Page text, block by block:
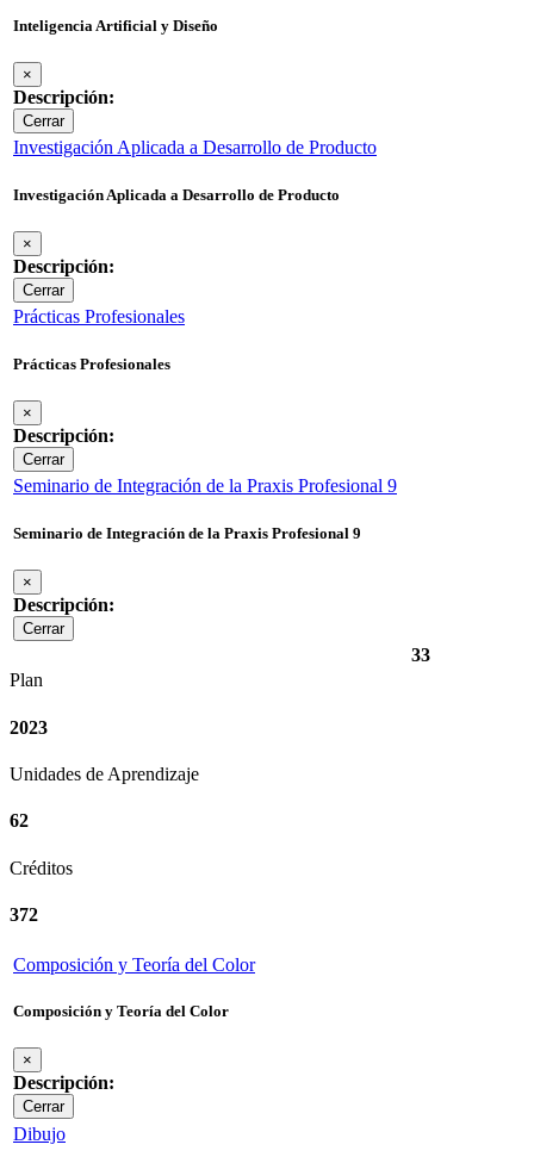
Inteligencia Artificial y Diseño
×
Descripción:
Cerrar
Investigación Aplicada a Desarrollo de Producto
Investigación Aplicada a Desarrollo de Producto
×
Descripción:
Cerrar
Prácticas Profesionales
Prácticas Profesionales
×
Descripción:
Cerrar
Seminario de Integración de la Praxis Profesional 9
Seminario de Integración de la Praxis Profesional 9
×
Descripción:
Cerrar
33
Plan
2023
Unidades de Aprendizaje
62
Créditos
372
Composición y Teoría del Color
Composición y Teoría del Color
×
Descripción:
Cerrar
Dibujo